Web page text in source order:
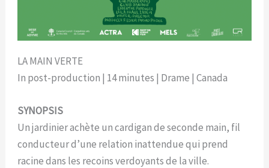
LA MAIN VERTE
In post-production | 14 minutes | Drame | Canada
SYNOPSIS
Un jardinier achète un cardigan de seconde main, fil
conducteur d’une relation inattendue qui prend
racine dans les recoins verdoyants de la ville.